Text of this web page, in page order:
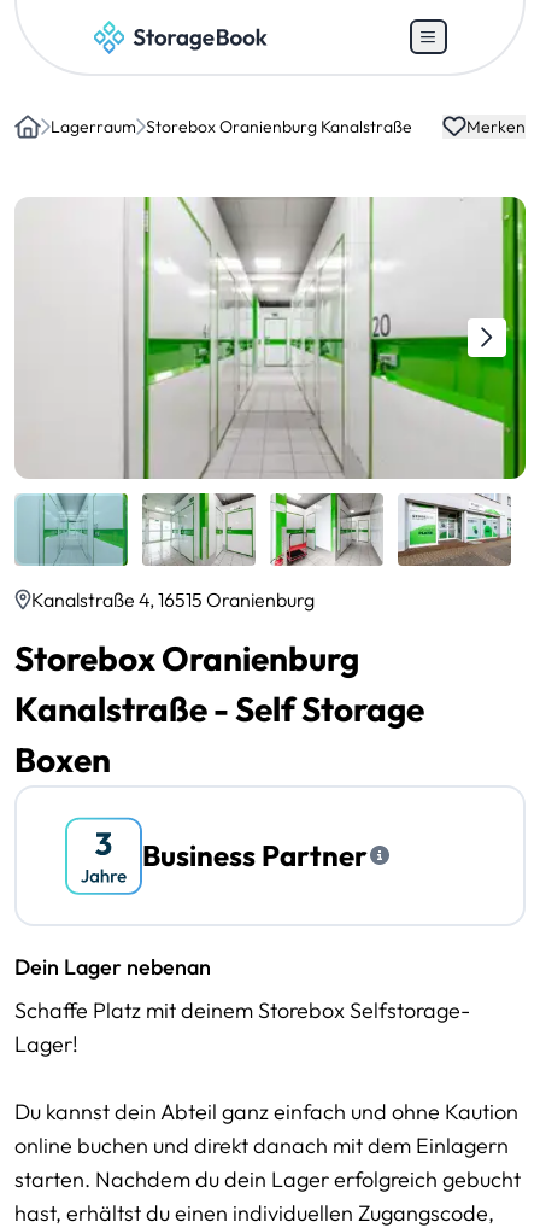
Lagerraum Storebox Oranienburg Kanalstraße Merken
Kanalstraße 4, 16515 Oranienburg
Storebox Oranienburg
Kanalstraße - Self Storage
Boxen
Business Partner
Dein Lager nebenan
Schaffe Platz mit deinem Storebox Selfstorage-
Lager!
Du kannst dein Abteil ganz einfach und ohne Kaution
online buchen und direkt danach mit dem Einlagern
starten. Nachdem du dein Lager erfolgreich gebucht
hast, erhältst du einen individuellen Zugangscode,